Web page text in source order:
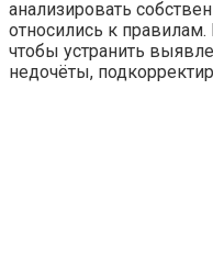
анализировать
относились к правилам.
чтобы устранить
недочёты,